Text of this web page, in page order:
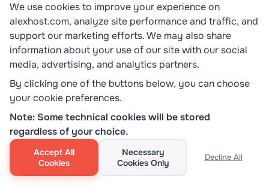
Цей підхід є особливо ефективним у
середовищахVPS з cPanel, де WP-CLI
попередньо встановлений і доступний через
термінал.
Матриця технічних рішень: вибір
правильної ролі
Використовуйте цю матрицю, коли ви не впевнені,
яку роль призначити:
We use cookies to improve your experience on
alexhost.com, analyze site performance and traffic, and
support our marketing efforts. We may also share
information about your use of our site with our social
media, advertising, and analytics partners.
By clicking one of the buttons below, you can choose
your cookie preferences.
Note: Some technical cookies will be stored
regardless of your choice.
Accept All
Cookies
Necessary
Cookies Only
Decline All